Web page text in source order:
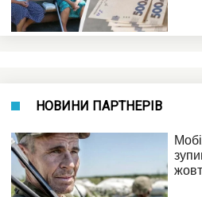
НОВИНИ ПАРТНЕРІВ